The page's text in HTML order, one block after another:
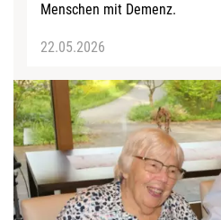
Menschen mit Demenz.
22.05.2026